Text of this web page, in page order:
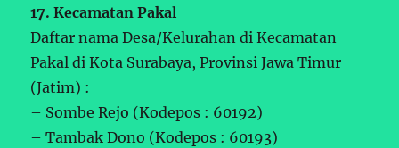
17. Kecamatan Pakal
Daftar nama Desa/Kelurahan di Kecamatan
Pakal di Kota Surabaya, Provinsi Jawa Timur
(Jatim) :
– Sombe Rejo (Kodepos : 60192)
– Tambak Dono (Kodepos : 60193)